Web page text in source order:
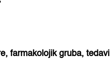
farmakolojik gruba, tedavi